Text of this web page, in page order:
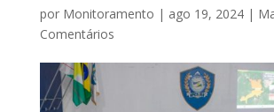
por Monitoramento | ago 19, 2024|
Comentários